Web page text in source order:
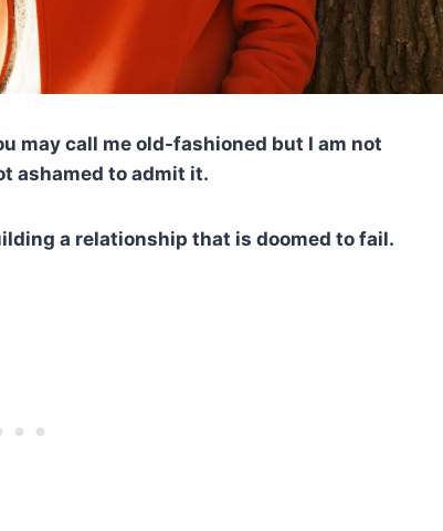
may call me old-fashioned but I am not
ashamed to admit it.
a relationship that is doomed to fail.